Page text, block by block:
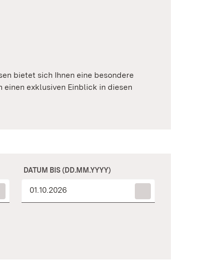
bietet sich Ihnen eine besondere
exklusiven Einblick in diesen
DATUM BIS (DD.MM.YYYY)